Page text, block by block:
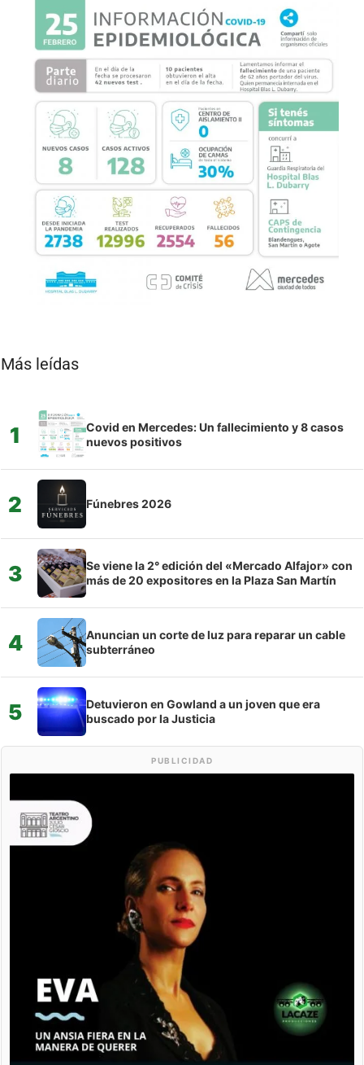
Más leídas
1
Covid en Mercedes: Un fallecimiento y 8 casos
nuevos positivos
2 Fúnebres 2026
3
Se viene la 2° edición del «Mercado Alfajor» con
más de 20 expositores en la Plaza San Martín
4
Anuncian un corte de luz para reparar un cable
subterráneo
5
Detuvieron en Gowland a un joven que era
buscado por la Justicia
PUBLICIDAD